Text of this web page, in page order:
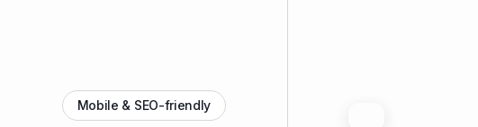
Mobile & SEO-friendly